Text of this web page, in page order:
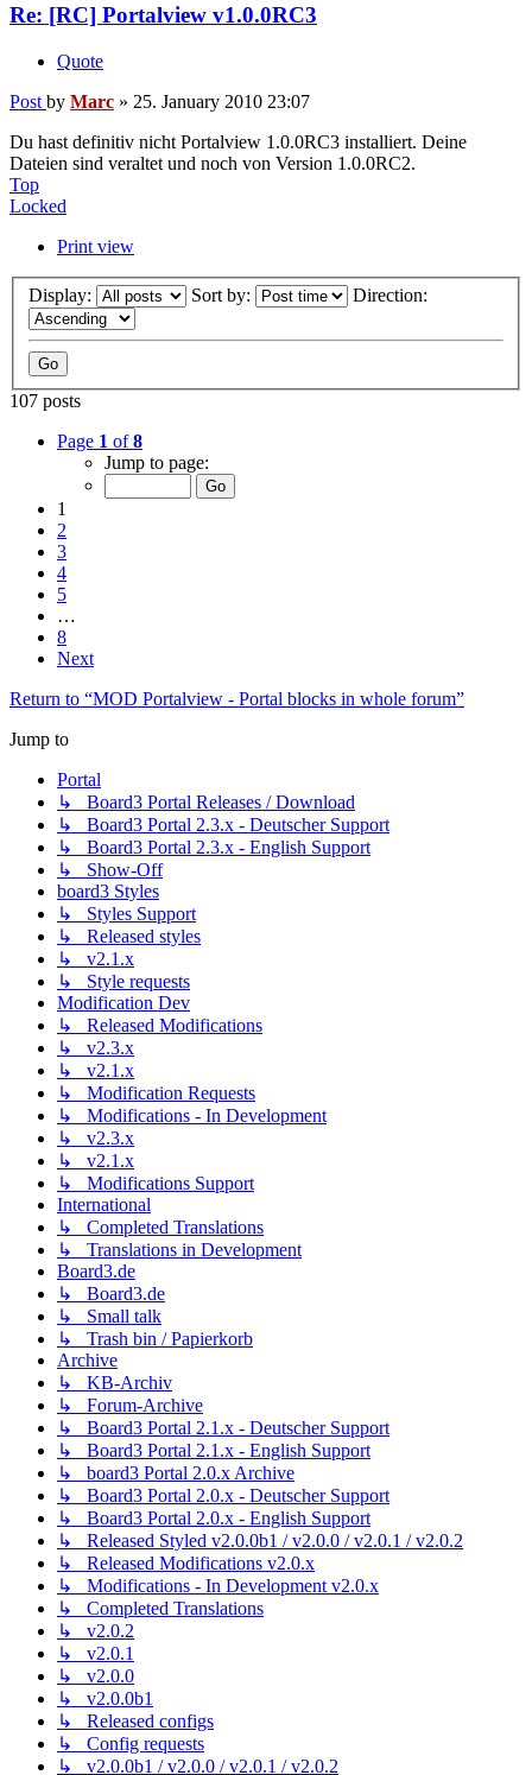
Re: [RC] Portalview v1.0.0RC3
Quote
Post by Marc » 25. January 2010 23:07
Du hast definitiv nicht Portalview 1.0.0RC3 installiert. Deine
Dateien sind veraltet und noch von Version 1.0.0RC2.
Top
Locked
Print view
Display: Sort by: Direction:
107 posts
Page 1 of8
Jump to page:
1
2
3
4
5
…
8
Next
Return to “MOD Portalview - Portal blocks in whole forum”
Jump to
Portal
↳ Board3 Portal Releases / Download
↳ Board3 Portal 2.3.x - Deutscher Support
↳ Board3 Portal 2.3.x - English Support
↳ Show-Off
board3 Styles
↳ Styles Support
↳ Released styles
↳ v2.1.x
↳ Style requests
Modification Dev
↳ Released Modifications
↳ v2.3.x
↳ v2.1.x
↳ Modification Requests
↳ Modifications - In Development
↳ v2.3.x
↳ v2.1.x
↳ Modifications Support
International
↳ Completed Translations
↳ Translations in Development
Board3.de
↳ Board3.de
↳ Small talk
↳ Trash bin / Papierkorb
Archive
↳ KB-Archiv
↳ Forum-Archive
↳ Board3 Portal 2.1.x - Deutscher Support
↳ Board3 Portal 2.1.x - English Support
↳ board3 Portal 2.0.x Archive
↳ Board3 Portal 2.0.x - Deutscher Support
↳ Board3 Portal 2.0.x - English Support
↳ Released Styled v2.0.0b1 / v2.0.0 / v2.0.1 / v2.0.2
↳ Released Modifications v2.0.x
↳ Modifications - In Development v2.0.x
↳ Completed Translations
↳ v2.0.2
↳ v2.0.1
↳ v2.0.0
↳ v2.0.0b1
↳ Released configs
↳ Config requests
↳ v2.0.0b1 / v2.0.0 / v2.0.1 / v2.0.2